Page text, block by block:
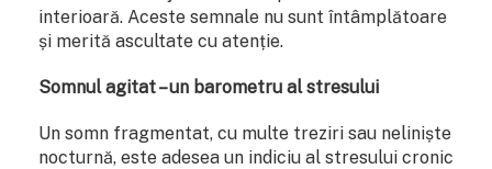
interioară. Aceste semnale nu sunt întâmplătoare
și merită ascultate cu atenție.
Somnul agitat – un barometru al stresului
Un somn fragmentat, cu multe treziri sau neliniște
nocturnă, este adesea un indiciu al stresului cronic